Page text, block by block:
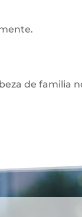
de familia